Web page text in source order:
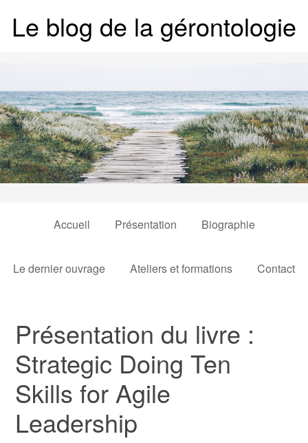
Le blog de la gérontologie
Accueil Présentation Biographie
Le dernier ouvrage Ateliers et formations Contact
Présentation du livre :
Strategic Doing Ten
Skills for Agile
Leadership